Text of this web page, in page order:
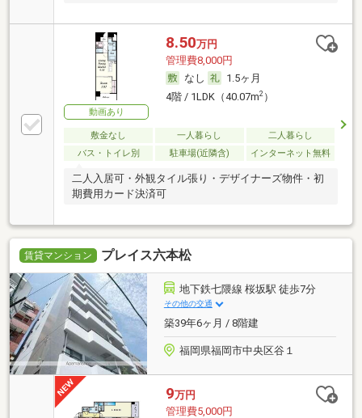
動画あり
8.50万円
管理費8,000円
なし
1.5ヶ月
4階 / 1LDK（40.07m2）
敷金なし 一人暮らし
二人暮らし
バス・トイレ別
駐車場(近隣含) インターネット無料
二人入居可・外観タイル張り・デザイナーズ物件・初
期費用カード決済可
賃貸マンション プレイス六本松
地下鉄七隈線 桜坂駅 徒歩7分
その他の交通
築39年6ヶ月 / 8階建
福岡県福岡市中央区谷１
9万円
管理費5,000円